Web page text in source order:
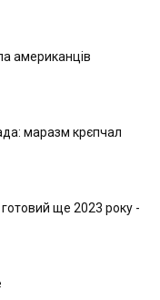
американців
маразм крєпчал
ще 2023 року -